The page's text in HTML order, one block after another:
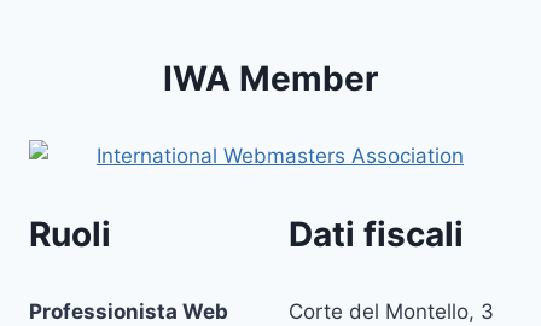
IWA Member
Ruoli
Professionista Web
Dati fiscali
Corte del Montello, 3